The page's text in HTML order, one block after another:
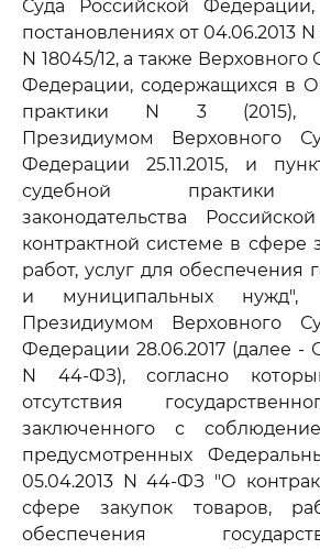
Суда Российской
постановлениях от 04.06.2013 N
N 18045/12, а также Верховного
Федерации, содержащихся в
практики N 3 (2015),
Президиумом Верховного
Федерации 25.11.2015, и
судебной практики
законодательства
контрактной системе в сфере
работ, услуг для обеспечения
и муниципальных нужд",
Президиумом Верховного
Федерации 28.06.2017 (далее -
N 44-ФЗ), согласно
отсутствия
заключенного с
предусмотренных
05.04.2013 N 44-ФЗ "О
сфере закупок товаров,
обеспечения